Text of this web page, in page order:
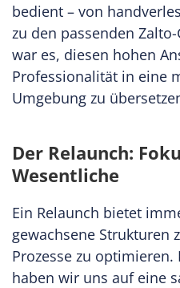
bedient – von
zu den passenden
war es, diesen hohen
Professionalität in eine
Umgebung zu
Der Relaunch:
Wesentliche
Ein Relaunch bietet
gewachsene Strukturen
Prozesse zu optimieren.
haben wir uns auf eine